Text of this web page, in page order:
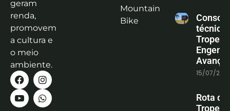
geram
renda,
promovem
a cultura e
o meio
ambiente.
Mountain
Bike
técnica
15/07/
Rota